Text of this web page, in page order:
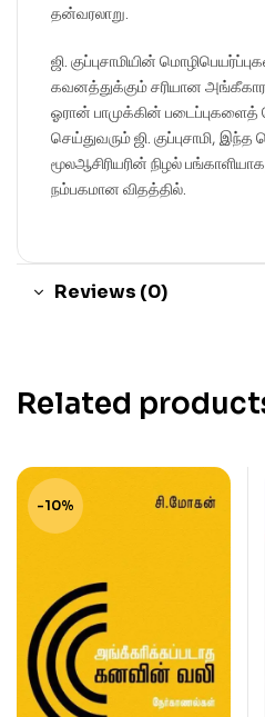
தன்வரலாறு.
ஜி. குப்புசாமியின்
கவனத்துக்கும் சரியான
ஓரான் பாமுக்கின் படைப்புகளைத்
செய்துவரும் ஜி. குப்புசாமி, இந்த
மூலஆசிரியரின் நிழல்
நம்பகமான விதத்தில்.
Reviews (0)
Related
-10%